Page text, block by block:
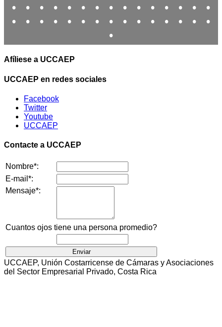
• • • • • • • • • • • • • •
•
•
• • • • • • • • • • • • •
•
•
Afíliese a UCCAEP
UCCAEP en redes sociales
Facebook
Twitter
Youtube
UCCAEP
Contacte a UCCAEP
Nombre*:
E-mail*:
Mensaje*:
Cuantos ojos tiene una persona promedio?
UCCAEP, Unión Costarricense de Cámaras y Asociaciones
del Sector Empresarial Privado, Costa Rica